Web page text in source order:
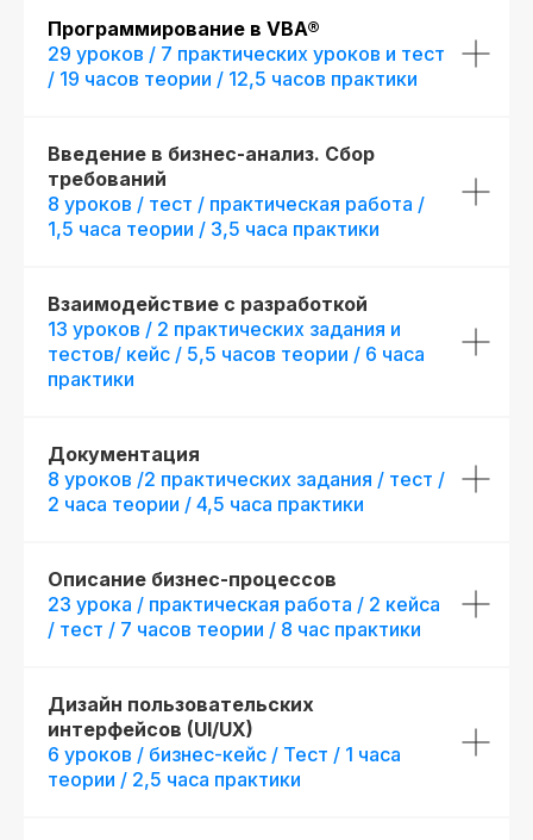
Программирование в VBA®
29 уроков / 7 практических уроков и тест
/ 19 часов теории / 12,5 часов практики
Введение в бизнес-анализ. Сбор
требований
8 уроков / тест / практическая работа /
1,5 часа теории / 3,5 часа практики
Взаимодействие с разработкой
13 уроков / 2 практических задания и
тестов/ кейс / 5,5 часов теории / 6 часа
практики
Документация
8 уроков /2 практических задания / тест /
2 часа теории / 4,5 часа практики
Описание бизнес-процессов
23 урока / практическая работа / 2 кейса
/ тест / 7 часов теории / 8 час практики
Дизайн пользовательских
интерфейсов (UI/UX)
6 уроков / бизнес-кейс / Тест / 1 часа
теории / 2,5 часа практики
Получить программу
Попробовать 48 часов бесплатно
сомнений